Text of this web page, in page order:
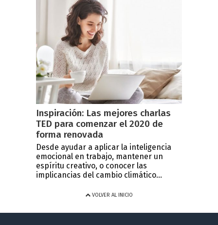
Inspiración: Las mejores charlas
TED para comenzar el 2020 de
forma renovada
Desde ayudar a aplicar la inteligencia
emocional en trabajo, mantener un
espíritu creativo, o conocer las
implicancias del cambio climático...
VOLVER AL INICIO